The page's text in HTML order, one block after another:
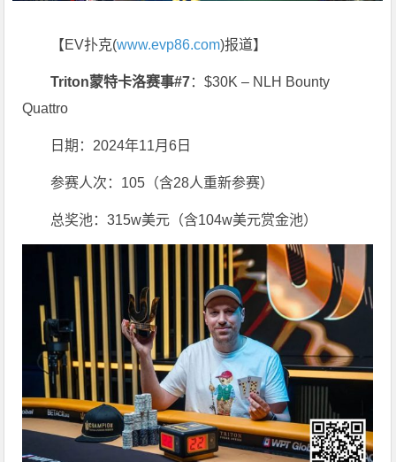
【EV扑克(www.evp86.com)报道】
Triton蒙特卡洛赛事#7：$30K – NLH Bounty
Quattro
日期：2024年11月6日
参赛人次：105（含28人重新参赛）
总奖池：315w美元（含104w美元赏金池）